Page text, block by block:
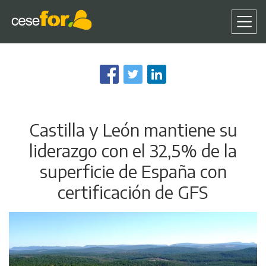
al
contenido
Castilla y León mantiene su
liderazgo con el 32,5% de la
superficie de España con
certificación de GFS